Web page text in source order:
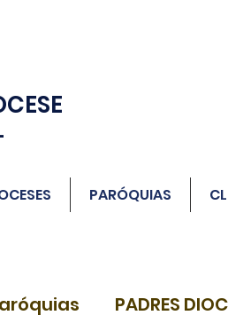
PARÓQUIAS
PADRES